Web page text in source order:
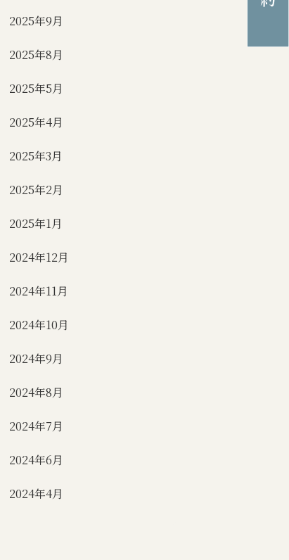
2025年9月
2025年8月
2025年5月
2025年4月
2025年3月
2025年2月
2025年1月
2024年12月
2024年11月
2024年10月
2024年9月
2024年8月
2024年7月
2024年6月
2024年4月